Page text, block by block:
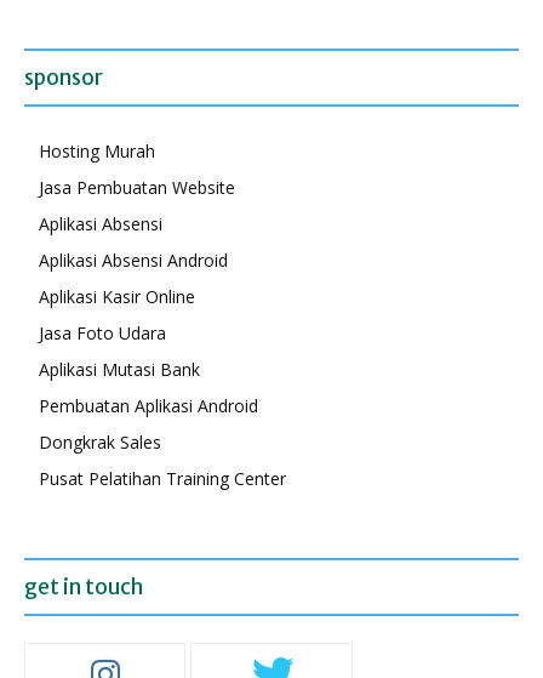
sponsor
Hosting Murah
Jasa Pembuatan Website
Aplikasi Absensi
Aplikasi Absensi Android
Aplikasi Kasir Online
Jasa Foto Udara
Aplikasi Mutasi Bank
Pembuatan Aplikasi Android
Dongkrak Sales
Pusat Pelatihan Training Center
get in touch